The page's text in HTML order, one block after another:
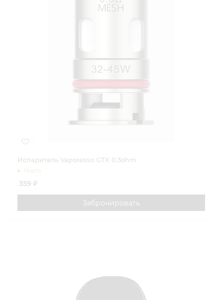
Испаритель Vaporesso GTX 0.3ohm
Мало
359 ₽
Забронировать